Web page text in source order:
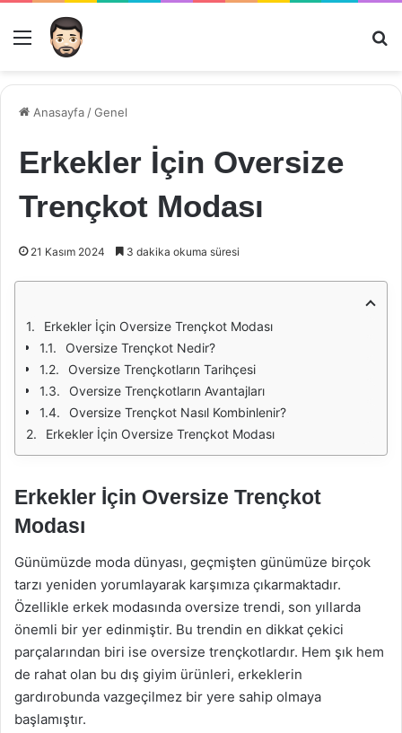
Menü
Anasayfa /Genel
Erkekler İçin Oversize
Trençkot Modası
21 Kasım 2024 3 dakika okuma süresi
Erkekler İçin Oversize Trençkot Modası
Oversize Trençkot Nedir?
Oversize Trençkotların Tarihçesi
Oversize Trençkotların Avantajları
Oversize Trençkot Nasıl Kombinlenir?
Erkekler İçin Oversize Trençkot Modası
Erkekler İçin Oversize Trençkot
Modası
Günümüzde moda dünyası, geçmişten günümüze birçok
tarzı yeniden yorumlayarak karşımıza çıkarmaktadır.
Özellikle erkek modasında oversize trendi, son yıllarda
önemli bir yer edinmiştir. Bu trendin en dikkat çekici
parçalarından biri ise oversize trençkotlardır. Hem şık hem
de rahat olan bu dış giyim ürünleri, erkeklerin
gardırobunda vazgeçilmez bir yere sahip olmaya
başlamıştır.